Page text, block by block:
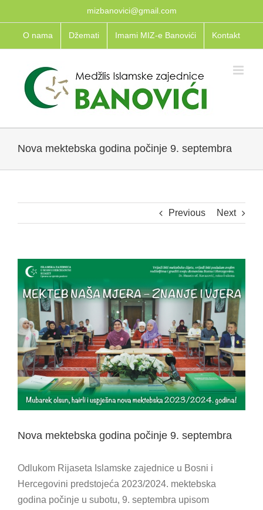
to
content
mizbanovici@gmail.com
O nama Džemati Imami MIZ-e Banovići Kontakt
Nova mektebska godina počinje 9. septembra
Previous Next
View
Image
Nova mektebska godina počinje 9. septembra
Odlukom Rijaseta Islamske zajednice u Bosni i
Hercegovini predstojeća 2023/2024. mektebska
godina počinje u subotu, 9. septembra upisom